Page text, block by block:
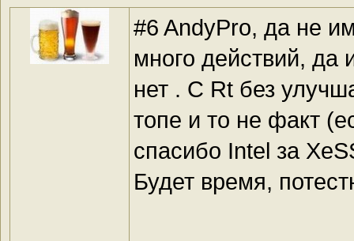
#6 AndyPro, да не
много действий, да
нет . С Rt без
топе и то не факт
спасибо Intel за
Будет время,